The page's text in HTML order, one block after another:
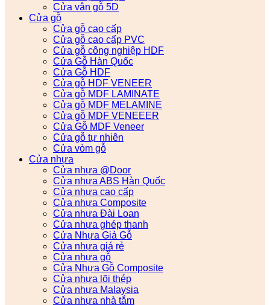
Cửa vân gỗ 5D
Cửa gỗ
Cửa gỗ cao cấp
Cửa gỗ cao cấp PVC
Cửa gỗ công nghiệp HDF
Cửa Gỗ Hàn Quốc
Cửa Gỗ HDF
Cửa gỗ HDF VENEER
Cửa gỗ MDF LAMINATE
Cửa gỗ MDF MELAMINE
Cửa gỗ MDF VENEEER
Cửa Gỗ MDF Veneer
Cửa gỗ tự nhiên
Cửa vòm gỗ
Cửa nhựa
Cửa nhựa @Door
Cửa nhựa ABS Hàn Quốc
Cửa nhựa cao cấp
Cửa nhựa Composite
Cửa nhựa Đài Loan
Cửa nhựa ghép thanh
Cửa Nhựa Giả Gỗ
Cửa nhựa giá rẻ
Cửa nhựa gỗ
Cửa Nhựa Gỗ Composite
Cửa nhựa lõi thép
Cửa nhựa Malaysia
Cửa nhựa nhà tắm